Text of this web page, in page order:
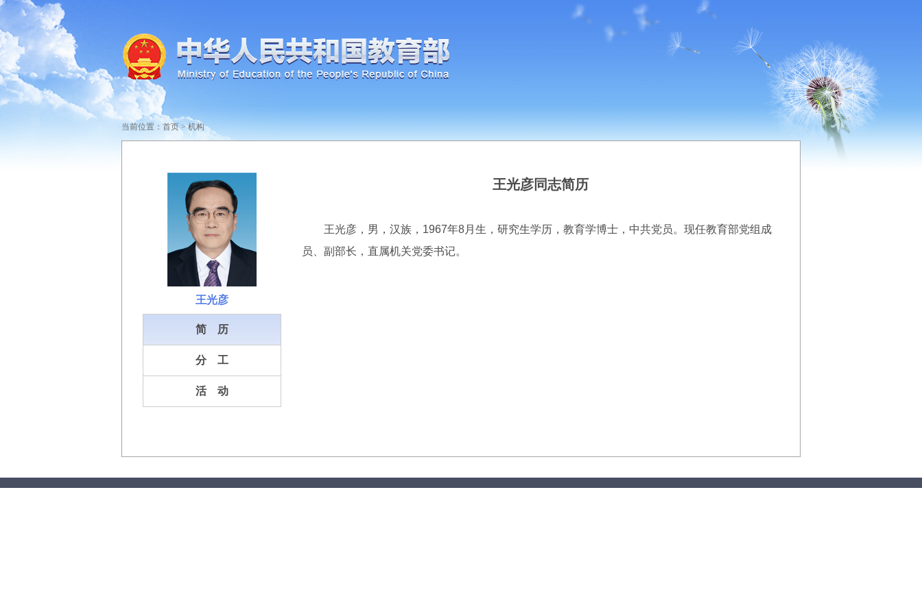
当前位置： 首页>机构
王光彦
简 历
分 工
活 动
王光彦同志简历
王光彦，男，汉族，1967年8月生，研究生学历，教育学博士，中共党员。现任教育部党组成
员、副部长，直属机关党委书记。